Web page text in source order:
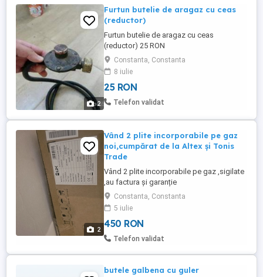
2
Furtun butelie de aragaz cu ceas
(reductor)
Furtun butelie de aragaz cu ceas
(reductor) 25 RON
Constanta, Constanta
8 iulie
25 RON
Telefon validat
2
Vând 2 plite incorporabile pe gaz
noi,cumpărat de la Altex și Tonis
Trade
Vând 2 plite incorporabile pe gaz ,sigilate
,au factura și garanție
Constanta, Constanta
5 iulie
450 RON
Telefon validat
butele galbena cu guler